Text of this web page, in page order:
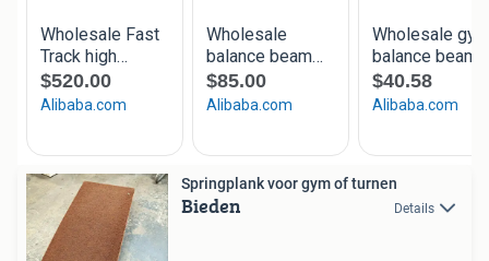
Springplank voor gym of turnen
Bieden Details